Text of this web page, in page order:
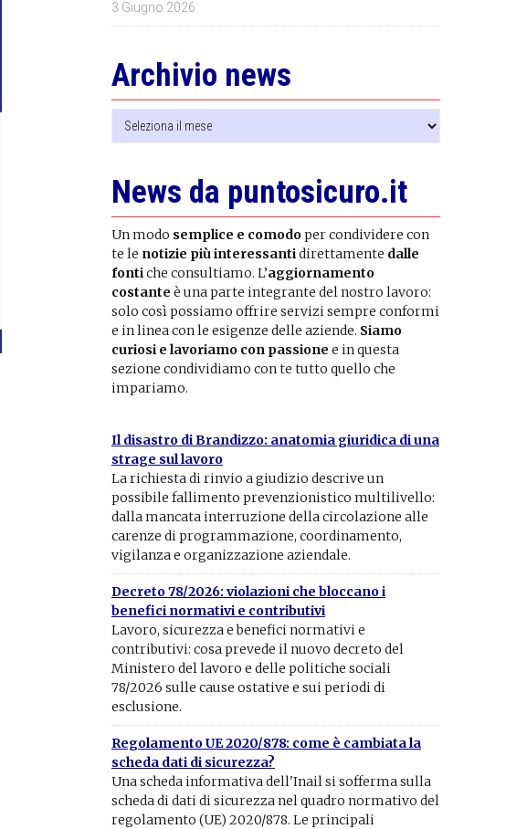
3 Giugno 2026
Archivio news
Archivio
news
News da puntosicuro.it
Un modo semplice e comodoper condividere con
te le notizie più interessantidirettamente dalle
fontiche consultiamo. L’aggiornamento
costante è una parte integrante del nostro lavoro:
solo così possiamo offrire servizi sempre conformi
e in linea con le esigenze delle aziende. Siamo
curiosi e lavoriamo con passione e in questa
sezione condividiamo con te tutto quello che
impariamo.
Il disastro di Brandizzo: anatomia giuridica di una
strage sul lavoro
La richiesta di rinvio a giudizio descrive un
possibile fallimento prevenzionistico multilivello:
dalla mancata interruzione della circolazione alle
carenze di programmazione, coordinamento,
vigilanza e organizzazione aziendale.
Decreto 78/2026: violazioni che bloccano i
benefici normativi e contributivi
Lavoro, sicurezza e benefici normativi e
contributivi: cosa prevede il nuovo decreto del
Ministero del lavoro e delle politiche sociali
78/2026 sulle cause ostative e sui periodi di
esclusione.
Regolamento UE 2020/878: come è cambiata la
scheda dati di sicurezza?
Una scheda informativa dell'Inail si sofferma sulla
scheda di dati di sicurezza nel quadro normativo del
regolamento (UE) 2020/878. Le principali